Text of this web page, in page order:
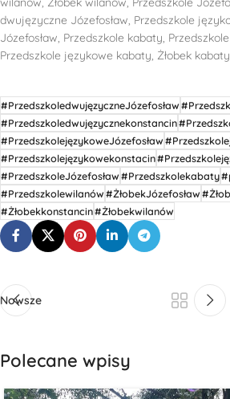
dwujęzyczne Józefosław, Przedszkole
Józefosław, Przedszkole kabaty,
Przedszkole językowe kabaty, Żłobek kabaty
#PrzedszkoledwujęzyczneJózefosław
#Przedszkoledwujęzycznekonstancin
#PrzedszkolejęzykoweJózefosław
#Przedszkolejęzykowekonstacin
#PrzedszkoleJózefosław#Przedszkolekabaty
#Przedszkolewilanów#ŻłobekJózefosław
#Żłobekkonstancin#Żłobekwilanów
Nowsze
Polecane wpisy